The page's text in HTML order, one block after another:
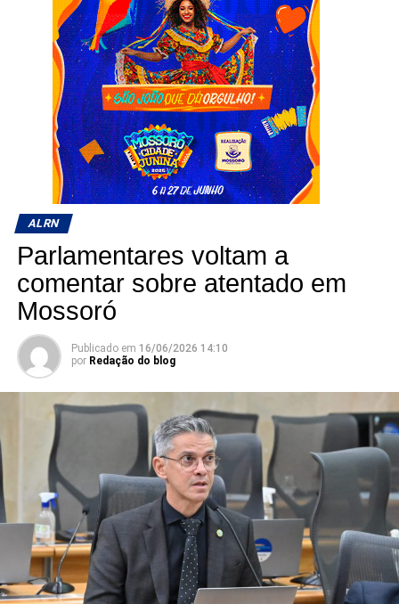
ALRN
Parlamentares voltam a
comentar sobre atentado em
Mossoró
Publicado em 16/06/2026 14:10
por Redação do blog